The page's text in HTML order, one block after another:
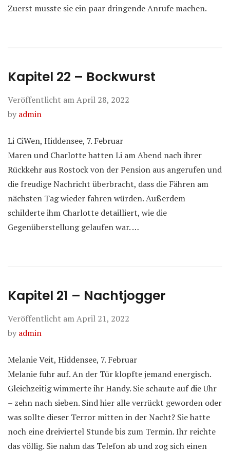
Zuerst musste sie ein paar dringende Anrufe machen.
Kapitel 22 – Bockwurst
Veröffentlicht amApril 28, 2022
by admin
Li CiWen, Hiddensee, 7. Februar
Maren und Charlotte hatten Li am Abend nach ihrer
Rückkehr aus Rostock von der Pension aus angerufen und
die freudige Nachricht überbracht, dass die Fähren am
nächsten Tag wieder fahren würden. Außerdem
schilderte ihm Charlotte detailliert, wie die
Gegenüberstellung gelaufen war. …
Kapitel 21 – Nachtjogger
Veröffentlicht amApril 21, 2022
by admin
Melanie Veit, Hiddensee, 7. Februar
Melanie fuhr auf. An der Tür klopfte jemand energisch.
Gleichzeitig wimmerte ihr Handy. Sie schaute auf die Uhr
– zehn nach sieben. Sind hier alle verrückt geworden oder
was sollte dieser Terror mitten in der Nacht? Sie hatte
noch eine dreiviertel Stunde bis zum Termin. Ihr reichte
das völlig. Sie nahm das Telefon ab und zog sich einen